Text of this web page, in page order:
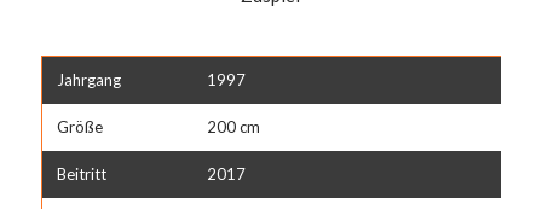
Jahrgang 1997
Größe 200 cm
Beitritt 2017